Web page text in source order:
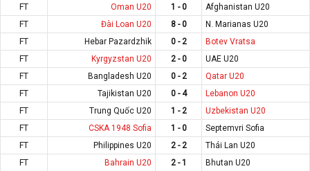
FT
Oman U20 1 - 0
Afghanistan U20
FT
Đài Loan U20 8 - 0
N. Marianas U20
FT
Hebar Pazardzhik 0 - 2
Botev Vratsa
FT
Kyrgyzstan U20 2 - 0
UAE U20
FT
Bangladesh U20 0 - 2
Qatar U20
FT
Tajikistan U20 0 - 4
Lebanon U20
FT
Trung Quốc U20 1 - 2
Uzbekistan U20
FT
CSKA 1948 Sofia 1 - 0
Septemvri Sofia
FT
Philippines U20 2 - 2
Thái Lan U20
FT
Bahrain U20 2 - 1
Bhutan U20